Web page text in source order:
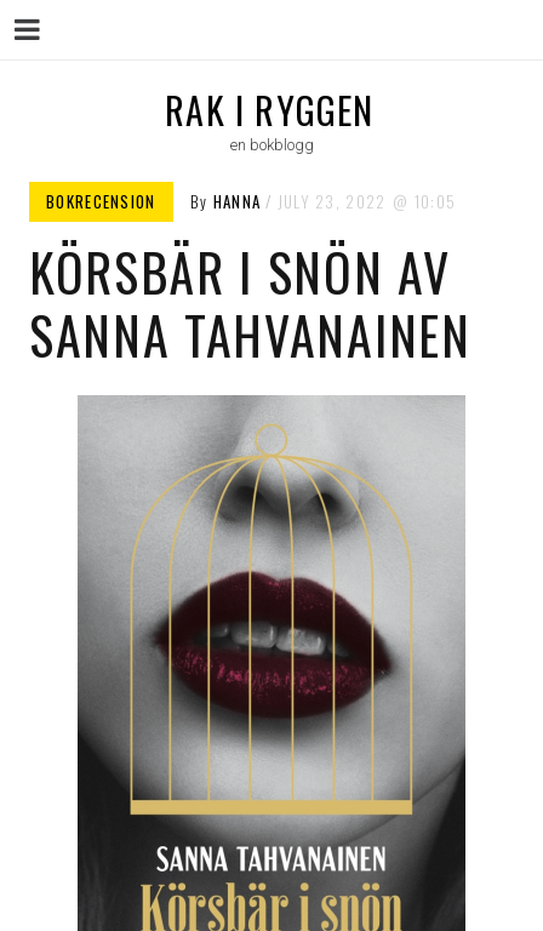
RAK I RYGGEN
en bokblogg
BOKRECENSION By HANNA JULY 23, 2022 10:05
KÖRSBÄR I SNÖN AV
SANNA TAHVANAINEN
Menu